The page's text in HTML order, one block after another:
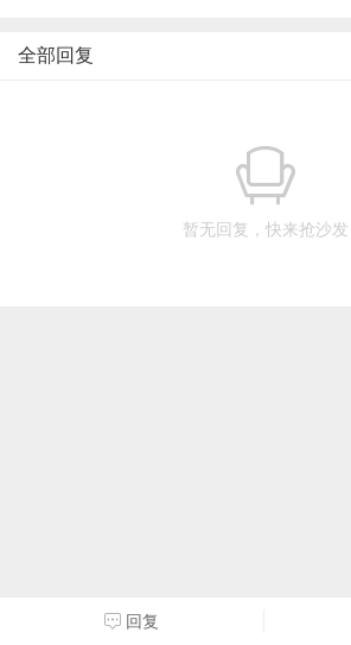
全部回复
暂无回复，快来抢沙发
回复